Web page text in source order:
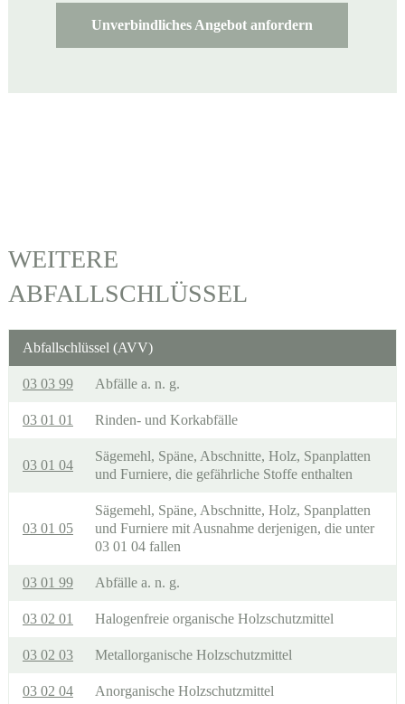
Unverbindliches Angebot anfordern
WEITERE
ABFALLSCHLÜSSEL
Abfallschlüssel (AVV)
03 03 99 Abfälle a. n. g.
03 01 01 Rinden- und Korkabfälle
03 01 04
Sägemehl, Späne, Abschnitte, Holz, Spanplatten
und Furniere, die gefährliche Stoffe enthalten
03 01 05
Sägemehl, Späne, Abschnitte, Holz, Spanplatten
und Furniere mit Ausnahme derjenigen, die unter
03 01 04 fallen
03 01 99 Abfälle a. n. g.
03 02 01 Halogenfreie organische Holzschutzmittel
03 02 03 Metallorganische Holzschutzmittel
03 02 04 Anorganische Holzschutzmittel